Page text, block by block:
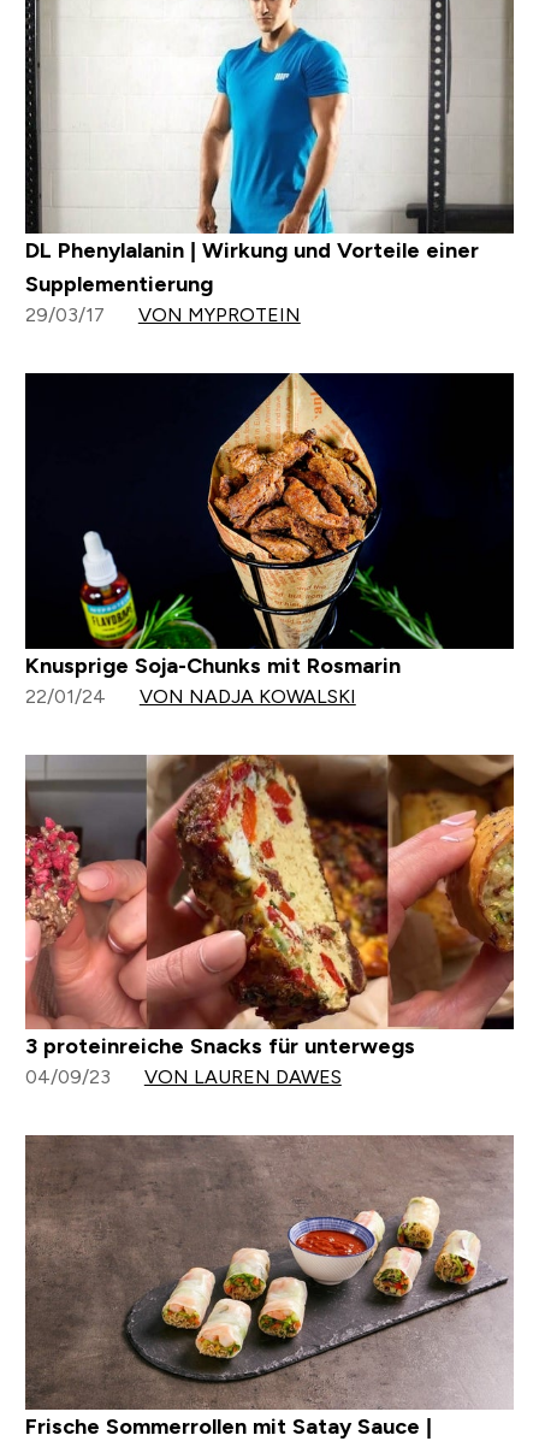
DL Phenylalanin | Wirkung und Vorteile einer
Supplementierung
29/03/17 VON MYPROTEIN
Knusprige Soja-Chunks mit Rosmarin
22/01/24 VON NADJA KOWALSKI
3 proteinreiche Snacks für unterwegs
04/09/23 VON LAUREN DAWES
Frische Sommerrollen mit Satay Sauce |